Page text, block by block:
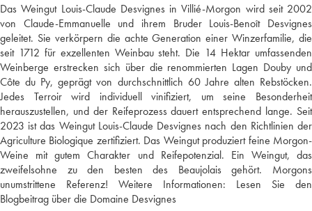
Das Weingut Louis-Claude Desvignes in Villié-Morgon wird seit 2002
von Claude-Emmanuelle und ihrem Bruder Louis-Benoît Desvignes
geleitet. Sie verkörpern die achte Generation einer Winzerfamilie, die
seit 1712 für exzellenten Weinbau steht. Die 14 Hektar umfassenden
Weinberge erstrecken sich über die renommierten Lagen Douby und
Côte du Py, geprägt von durchschnittlich 60 Jahre alten Rebstöcken.
Jedes Terroir wird individuell vinifiziert, um seine Besonderheit
herauszustellen, und der Reifeprozess dauert entsprechend lange. Seit
2023 ist das Weingut Louis-Claude Desvignes nach den Richtlinien der
Agriculture Biologique zertifiziert. Das Weingut produziert feine Morgon-
Weine mit gutem Charakter und Reifepotenzial. Ein Weingut, das
zweifelsohne zu den besten des Beaujolais gehört. Morgons
unumstrittene Referenz! Weitere Informationen: Lesen Sie den
Blogbeitrag über die Domaine Desvignes